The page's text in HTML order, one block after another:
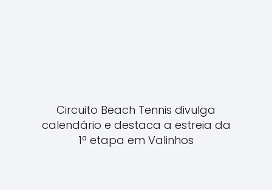
Circuito Beach Tennis divulga
calendário e destaca a estreia da
1ª etapa em Valinhos